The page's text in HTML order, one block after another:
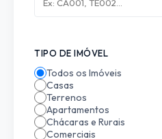
TIPO DE IMÓVEL
Todos os Imóveis
Casas
Terrenos
Apartamentos
Chácaras e Rurais
Comerciais